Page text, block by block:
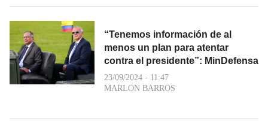
“Tenemos información de al
menos un plan para atentar
contra el presidente”: MinDefensa
23/09/2024 - 11:47
MARLON BARROS